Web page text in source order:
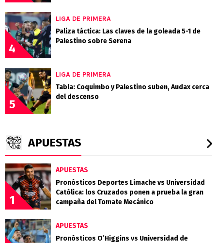
4
LIGA DE PRIMERA
Paliza táctica: Las claves de la goleada 5-1 de
Palestino sobre Serena
5
LIGA DE PRIMERA
Tabla: Coquimbo y Palestino suben, Audax cerca
del descenso
APUESTAS
1
APUESTAS
Pronósticos Deportes Limache vs Universidad
Católica: los Cruzados ponen a prueba la gran
campaña del Tomate Mecánico
APUESTAS
Pronósticos O’Higgins vs Universidad de